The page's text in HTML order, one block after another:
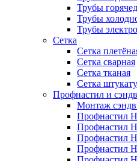
Трубы
Трубы
Трубы
Сетка
Сетка
Сетка сварная
Сетка тканая
Сетка
Профнастил и
Монтаж
Профнастил
Профнастил
Профнастил
Профнастил